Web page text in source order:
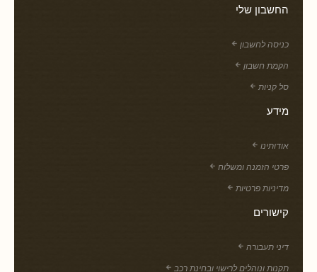
החשבון שלי
כניסה לחשבון
הקמת חשבון
סל קניות
מידע
אודותינו
פרטי הזמנה ומשלוח
מדיניות פרטיות
קישורים
דיני תעבורה
תקנות ונוהלים לרישוי ובחינת רכב